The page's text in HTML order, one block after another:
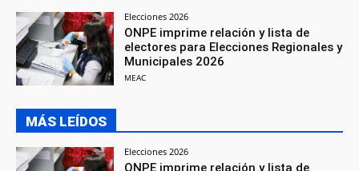
Elecciones 2026
ONPE imprime relación y lista de
electores para Elecciones Regionales y
Municipales 2026
MEAC
MÁS LEÍDOS
Elecciones 2026
ONPE imprime relación y lista de